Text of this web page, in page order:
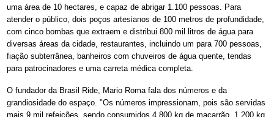
uma área de 10 hectares, e capaz de abrigar 1.100 pessoas. Para
atender o público, dois poços artesianos de 100 metros de profundidade,
com cinco bombas que extraem e distribui 800 mil litros de água para
diversas áreas da cidade, restaurantes, incluindo um para 700 pessoas,
fiação subterrânea, banheiros com chuveiros de água quente, tendas
para patrocinadores e uma carreta médica completa.
O fundador da Brasil Ride, Mario Roma fala dos números e da
grandiosidade do espaço. "Os números impressionam, pois são servidas
mais 9 mil refeições, sendo consumidos 4.800 kg de macarrão, 1.200 kg